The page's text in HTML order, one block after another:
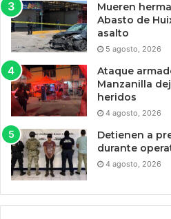
Mueren
Abasto de
asalto
5 agosto, 2026
Ataque
Manzanilla
heridos
4 agosto, 2026
Detienen a
durante
4 agosto, 2026